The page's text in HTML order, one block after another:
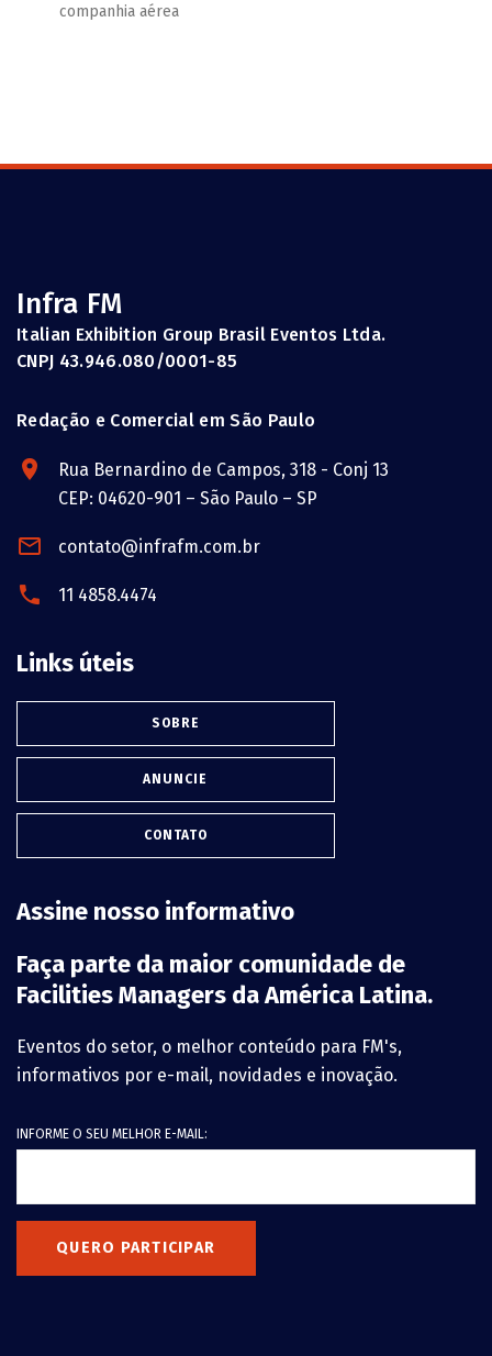
companhia aérea
Infra FM
Italian Exhibition Group Brasil Eventos Ltda.
CNPJ 43.946.080/0001-85
Redação e Comercial em São Paulo
Rua Bernardino de Campos, 318 - Conj 13
CEP: 04620-901 – São Paulo – SP
contato@infrafm.com.br
11 4858.4474
Links úteis
SOBRE
ANUNCIE
CONTATO
Assine nosso informativo
Faça parte da maior comunidade de
Facilities Managers da América Latina.
Eventos do setor, o melhor conteúdo para FM's,
informativos por e-mail, novidades e inovação.
INFORME O SEU MELHOR E-MAIL:
QUERO PARTICIPAR